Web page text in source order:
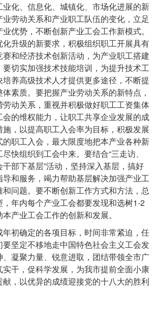
化、信息化、城镇化、市场化进展的新
劳动关系和产业职工队伍的变化，立足
优势，不断创新产业工会工作新模式。
升级的新要求，积极组织职工开展具有
和经济技术创新活动，为产业职工搭建
切实加强技术技能培训，为提升技术工
培养高级技术人才提供更多途径，不断提
素质。要把握产业劳动关系的新特点，
动关系，重视并积极做好职工工资集体
的维权能力，让职工共享企业发展的成
，以提高职工入会率为目标，积极发展
职工入会，最大限度地把本产业各种新
快组织到工会中来。要结合“三走访、
部下基层”活动，坚持深入基层，搞好
和服务，竭力帮助基层解决加强产业工
问题。要不断创新工作方式和方法，总
年内每个产业工会都要发现和选树1-2
产业工会工作的创新和发展。
初确定的各项目标，时间非常紧迫，任
坚定不移地走中国特色社会主义工会发
凝聚力量、锐意进取，团结带领全市广
干，促科学发展，为我市提前全面小康
，以优异的成绩迎接党的十八大的胜利